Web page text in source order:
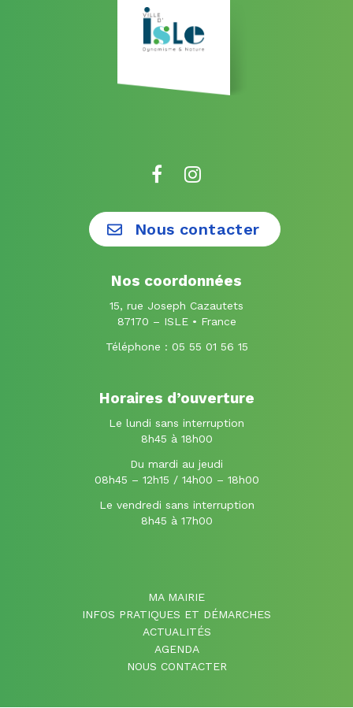
Lien
le
compte
Facebook
le
compte
Instagram
Nous contacter
Nos coordonnées
15, rue Joseph Cazautets
87170 – ISLE • France
Téléphone : 05 55 01 56 15
Horaires d’ouverture
Le lundi sans interruption
8h45 à 18h00
Du mardi au jeudi
08h45 – 12h15 / 14h00 – 18h00
Le vendredi sans interruption
8h45 à 17h00
MA MAIRIE
INFOS PRATIQUES ET DÉMARCHES
ACTUALITÉS
AGENDA
NOUS CONTACTER